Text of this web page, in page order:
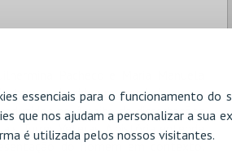
essenciais para o funcionamento do
que nos ajudam a personalizar a sua
é utilizada pelos nossos visitantes.
Pacheco e Maria Manuela
tem conhecido um grande impulso,
no âmbito de dissertações
Turres Veteras. A história entende
do homem em contexto.